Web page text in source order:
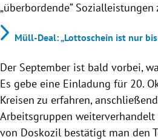
„überbordende“ Sozialleistungen
Müll-Deal: „Lottoschein ist nur
Der September ist bald vorbei,
Es gebe eine Einladung für 20.
Kreisen zu erfahren,
Arbeitsgruppen weiterverhandelt
von Doskozil bestätigt man den